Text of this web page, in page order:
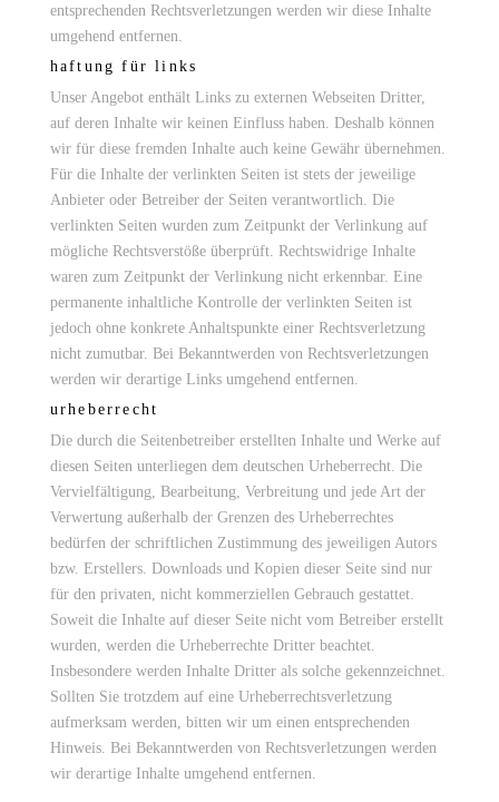
entsprechenden Rechtsverletzungen werden wir diese Inhalte
umgehend entfernen.
haftung für links
Unser Angebot enthält Links zu externen Webseiten Dritter,
auf deren Inhalte wir keinen Einfluss haben. Deshalb können
wir für diese fremden Inhalte auch keine Gewähr übernehmen.
Für die Inhalte der verlinkten Seiten ist stets der jeweilige
Anbieter oder Betreiber der Seiten verantwortlich. Die
verlinkten Seiten wurden zum Zeitpunkt der Verlinkung auf
mögliche Rechtsverstöße überprüft. Rechtswidrige Inhalte
waren zum Zeitpunkt der Verlinkung nicht erkennbar. Eine
permanente inhaltliche Kontrolle der verlinkten Seiten ist
jedoch ohne konkrete Anhaltspunkte einer Rechtsverletzung
nicht zumutbar. Bei Bekanntwerden von Rechtsverletzungen
werden wir derartige Links umgehend entfernen.
urheberrecht
Die durch die Seitenbetreiber erstellten Inhalte und Werke auf
diesen Seiten unterliegen dem deutschen Urheberrecht. Die
Vervielfältigung, Bearbeitung, Verbreitung und jede Art der
Verwertung außerhalb der Grenzen des Urheberrechtes
bedürfen der schriftlichen Zustimmung des jeweiligen Autors
bzw. Erstellers. Downloads und Kopien dieser Seite sind nur
für den privaten, nicht kommerziellen Gebrauch gestattet.
Soweit die Inhalte auf dieser Seite nicht vom Betreiber erstellt
wurden, werden die Urheberrechte Dritter beachtet.
Insbesondere werden Inhalte Dritter als solche gekennzeichnet.
Sollten Sie trotzdem auf eine Urheberrechtsverletzung
aufmerksam werden, bitten wir um einen entsprechenden
Hinweis. Bei Bekanntwerden von Rechtsverletzungen werden
wir derartige Inhalte umgehend entfernen.
Seestraß
e 8
closed on
mondays